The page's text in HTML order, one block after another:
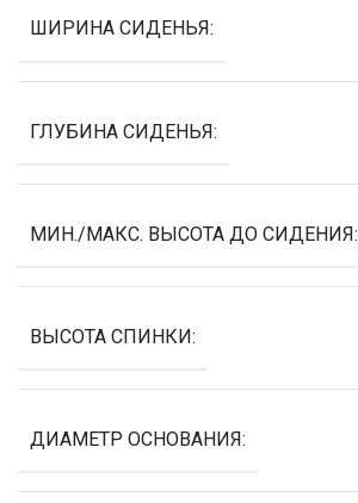
ШИРИНА СИДЕНЬЯ:
ГЛУБИНА СИДЕНЬЯ:
МИН./МАКС. ВЫСОТА ДО СИДЕНИЯ:
ВЫСОТА СПИНКИ:
ДИАМЕТР ОСНОВАНИЯ: